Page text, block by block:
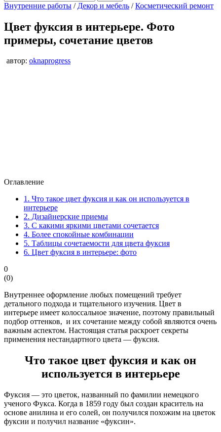
Опубликовано
Внутренние работы / Декор и мебель /Косметический ремонт
Цвет фуксия в интерьере. Фото
примеры, сочетание цветов
автор: oknaprogress
Оглавление
1. Что такое цвет фуксия и как он используется в
интерьере
2. Дизайнерские приемы
3. С какими яркими цветами сочетается
4. Более спокойные комбинации
5. Таблицы сочетаемости для цвета фуксия
6. Цвет фуксия в интерьере: фото
0
(0)
Внутреннее оформление любых помещений требует
детального подхода и тщательного изучения. Цвет в
интерьере имеет колоссальное значение, поэтому правильный
подбор оттенков, и их сочетание между собой являются очень
важным аспектом. Настоящая статья раскроет секреты
применения нестандартного цвета — фуксия.
Что такое цвет фуксия и как он
используется в интерьере
Фуксия — это цветок, названный по фамилии немецкого
ученого Фукса. Когда в 1859 году был создан краситель на
основе анилина и его солей, он получился похожим на цветок
фуксии и получил название «фуксин».